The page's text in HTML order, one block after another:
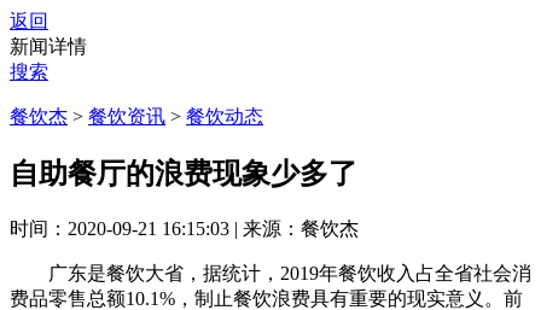
返回
新闻详情
搜索
餐饮杰 > 餐饮资讯 > 餐饮动态
自助餐厅的浪费现象少多了
时间：2020-09-21 16:15:03 | 来源：餐饮杰
广东是餐饮大省，据统计，2019年餐饮收入占全省社会消
费品零售总额10.1%，制止餐饮浪费具有重要的现实意义。前